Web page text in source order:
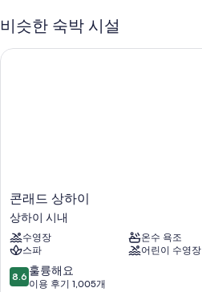
비슷한 숙박 시설
콘
래
드
상
하
이
상
콘래드 상하이
상하이 시내
수영장
온수 욕조
스파
어린이 수영장
10
점
8.6 훌륭해요
이용 후기 1,005개
콘래드 상하이